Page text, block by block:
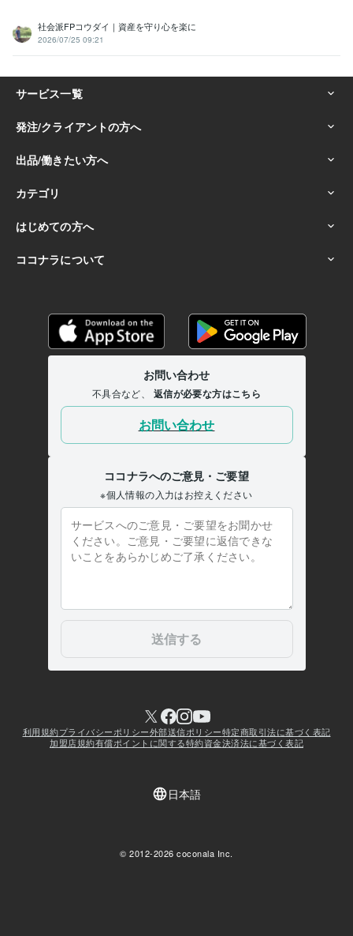
社会派FPコウダイ｜資産を守り心を楽に
2026/07/25 09:21